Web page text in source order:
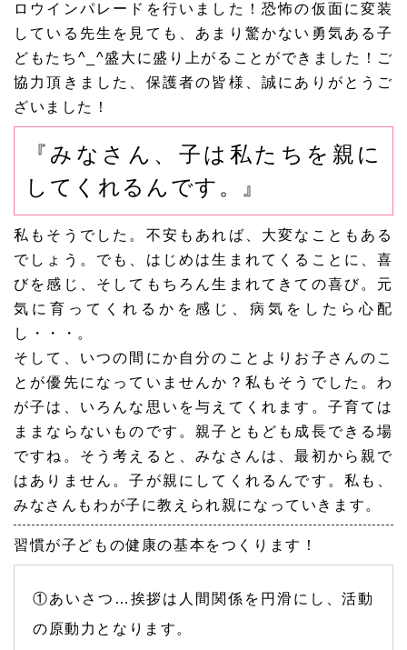
ロウインパレードを行いました！恐怖の仮面に変装
している先生を見ても、あまり驚かない勇気ある子
どもたち^_^盛大に盛り上がることができました！ご
協力頂きました、保護者の皆様、誠にありがとうご
ざいました！
『みなさん、子は私たちを親に
してくれるんです。』
私もそうでした。不安もあれば、大変なこともある
でしょう。でも、はじめは生まれてくることに、喜
びを感じ、そしてもちろん生まれてきての喜び。元
気に育ってくれるかを感じ、病気をしたら心配
し・・・。
そして、いつの間にか自分のことよりお子さんのこ
とが優先になっていませんか？私もそうでした。わ
が子は、いろんな思いを与えてくれます。子育ては
ままならないものです。親子ともども成長できる場
ですね。そう考えると、みなさんは、最初から親で
はありません。子が親にしてくれるんです。私も、
みなさんもわが子に教えられ親になっていきます。
習慣が子どもの健康の基本をつくります！
①あいさつ…挨拶は人間関係を円滑にし、活動
の原動力となります。